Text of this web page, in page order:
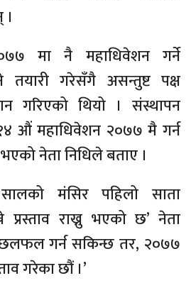
मा नै महाधिवेशन गर्ने
तयारी गरेसँगै असन्तुष्ट पक्ष
गरिएको थियो । संस्थापन
औं महाधिवेशन २०७७ मै गर्न
नेता निधिले बताए ।
मंसिर पहिलो साता
प्रस्ताव राख्नु भएको छ’ नेता
गर्न सकिन्छ तर, २०७७
गरेका छौं ।’